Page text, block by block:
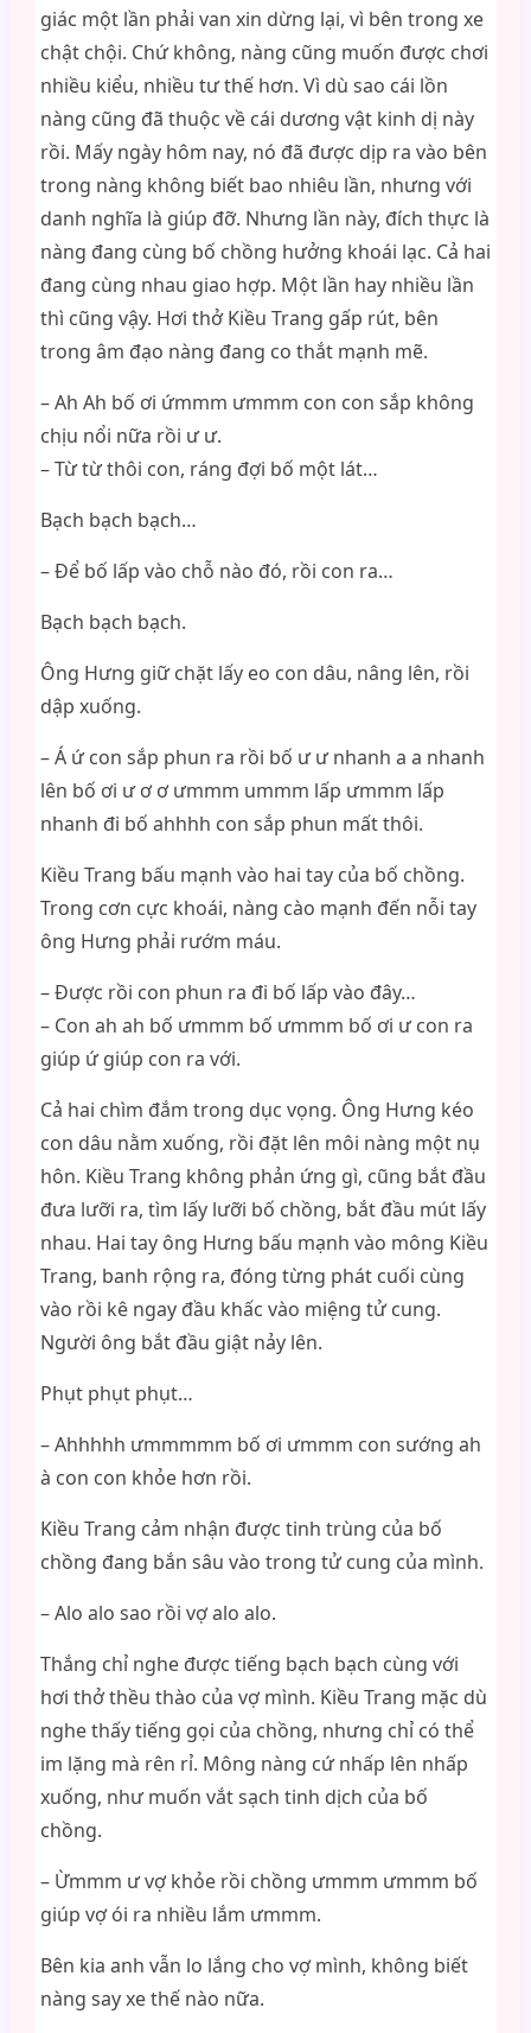
giác một lần phải van xin dừng lại, vì bên trong xe
chật chội. Chứ không, nàng cũng muốn được chơi
nhiều kiểu, nhiều tư thế hơn. Vì dù sao cái lồn
nàng cũng đã thuộc về cái dương vật kinh dị này
rồi. Mấy ngày hôm nay, nó đã được dịp ra vào bên
trong nàng không biết bao nhiêu lần, nhưng với
danh nghĩa là giúp đỡ. Nhưng lần này, đích thực là
nàng đang cùng bố chồng hưởng khoái lạc. Cả hai
đang cùng nhau giao hợp. Một lần hay nhiều lần
thì cũng vậy. Hơi thở Kiều Trang gấp rút, bên
trong âm đạo nàng đang co thắt mạnh mẽ.
– Ah Ah bố ơi ứmmm ưmmm con con sắp không
chịu nổi nữa rồi ư ư.
– Từ từ thôi con, ráng đợi bố một lát…
Bạch bạch bạch…
– Để bố lấp vào chỗ nào đó, rồi con ra…
Bạch bạch bạch.
Ông Hưng giữ chặt lấy eo con dâu, nâng lên, rồi
dập xuống.
– Á ứ con sắp phun ra rồi bố ư ư nhanh a a nhanh
lên bố ơi ư ơ ơ ưmmm ummm lấp ưmmm lấp
nhanh đi bố ahhhh con sắp phun mất thôi.
Kiều Trang bấu mạnh vào hai tay của bố chồng.
Trong cơn cực khoái, nàng cào mạnh đến nỗi tay
ông Hưng phải rướm máu.
– Được rồi con phun ra đi bố lấp vào đây…
– Con ah ah bố ưmmm bố ưmmm bố ơi ư con ra
giúp ứ giúp con ra với.
Cả hai chìm đắm trong dục vọng. Ông Hưng kéo
con dâu nằm xuống, rồi đặt lên môi nàng một nụ
hôn. Kiều Trang không phản ứng gì, cũng bắt đầu
đưa lưỡi ra, tìm lấy lưỡi bố chồng, bắt đầu mút lấy
nhau. Hai tay ông Hưng bấu mạnh vào mông Kiều
Trang, banh rộng ra, đóng từng phát cuối cùng
vào rồi kê ngay đầu khấc vào miệng tử cung.
Người ông bắt đầu giật nảy lên.
Phụt phụt phụt…
– Ahhhhh ưmmmmm bố ơi ưmmm con sướng ah
à con con khỏe hơn rồi.
Kiều Trang cảm nhận được tinh trùng của bố
chồng đang bắn sâu vào trong tử cung của mình.
– Alo alo sao rồi vợ alo alo.
Thắng chỉ nghe được tiếng bạch bạch cùng với
hơi thở thều thào của vợ mình. Kiều Trang mặc dù
nghe thấy tiếng gọi của chồng, nhưng chỉ có thể
im lặng mà rên rỉ. Mông nàng cứ nhấp lên nhấp
xuống, như muốn vắt sạch tinh dịch của bố
chồng.
– Ừmmm ư vợ khỏe rồi chồng ưmmm ưmmm bố
giúp vợ ói ra nhiều lắm ưmmm.
Bên kia anh vẫn lo lắng cho vợ mình, không biết
nàng say xe thế nào nữa.